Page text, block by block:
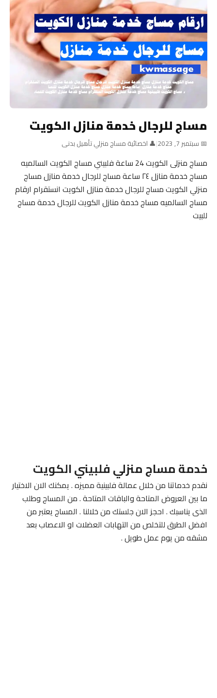
مساج للرجال خدمة منازل الكويت
📅 سبتمبر 7, 2023 |👤 اخصائية مساج منزلي تأهيل بدنى
مساج منزلى الكويت 24 ساعة فلبيني مساج الكويت السالميه
مساج خدمة منازل ٢٤ ساعة مساج للرجال خدمة منازل مساج
منزلي الكويت مساج للرجال خدمة منازل الكويت انستقرام ارقام
مساج السالميه مساج خدمة منازل الكويت للرجال خدمة مساج
للبيت
خدمة مساج منزلي فلبيني الكويت
نقدم خدماتنا من خلال عمالة فلبينية مميزه . يمكنك الان الاختيار
ما بين العروض المتاحة والباقات المتاحة . من المساج وطلب
الذى يناسبك . احجز الان جلستك من خلالنا . المساج يعتبر من
افضل الطرق للتخلص من التهابات العضلات او الاعصاب بعد
مشقه من يوم عمل طويل .